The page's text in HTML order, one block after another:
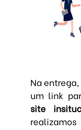
Na
um link
site